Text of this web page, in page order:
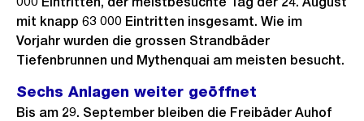
mit knapp 63 000 Eintritten insgesamt. Wie im
Vorjahr wurden die grossen Strandbäder
Tiefenbrunnen und Mythenquai am meisten besucht.
Sechs Anlagen weiter geöffnet
Bis am 29. September bleiben die Freibäder Auhof